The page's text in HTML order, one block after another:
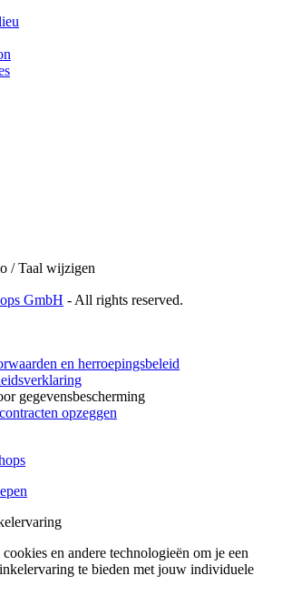
/ Taal wijzigen
GmbH - All rights reserved.
en herroepingsbeleid
gegevensbescherming
opzeggen
en andere technologieën om je een
te bieden met jouw individuele